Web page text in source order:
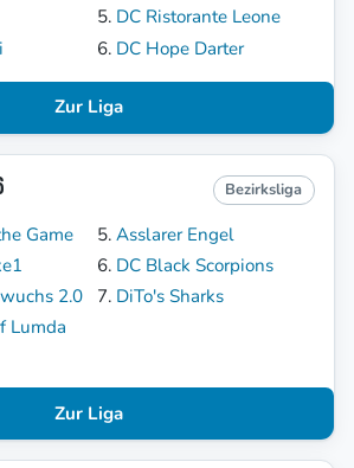
DC Ristorante Leone
DC Hope Darter
Zur Liga
Bezirksliga
Game
2.0
Lumda
Asslarer Engel
DC Black Scorpions
DiTo's Sharks
Zur Liga